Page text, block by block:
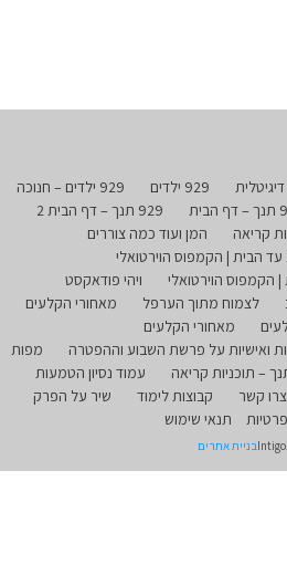
929 ילדים
929 ילדים – חנוכה
929 תנך – דף הבית 2
קריאה
המן ועוד כמה צוררים
הבית | הקמפוס הוירטואלי
הקמפוס הוירטואלי
ויהי פודאקסט
לצמוח מתוך הערפל
מאחורי הקלעים
מאחורי הקלעים
ואישיות על פרשת השבוע וההפטרה
מפות
– תוכניות קריאה
עמוד נסיון הטמעות
צרו קשר קבוצות לימוד
שיר על הפרק
תנאי שימוש
בניית אתרים